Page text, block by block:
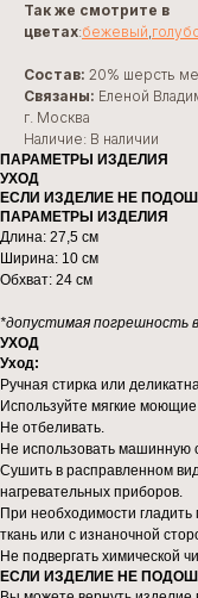
Так же смотрите в
цветах:бежевый,
Состав: 20% шерсть
Связаны: Еленой
г. Москва
Наличие: В наличии
ПАРАМЕТРЫ ИЗДЕЛИЯ
УХОД
ЕСЛИ ИЗДЕЛИЕ НЕ
ПАРАМЕТРЫ ИЗДЕЛИЯ
Длина: 27,5 см
Ширина: 10 см
Обхват: 24 см
*допустимая погрешность
УХОД
Уход:
Ручная стирка или
Используйте мягкие моющие
Не отбеливать.
Не использовать машинную
Сушить в расправленном
нагревательных приборов.
При необходимости
ткань или с изнаночной
Не подвергать химической
ЕСЛИ ИЗДЕЛИЕ НЕ